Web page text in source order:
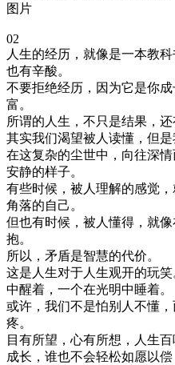
图片
02
人生的经历，就像是一本教
也有辛酸。
不要拒绝经历，因为它是你
富。
所谓的人生，不只是结果，还
其实我们渴望被人读懂，但是
在这复杂的尘世中，向往深
安静的样子。
有些时候，被人理解的感觉
角落的自己。
但也有时候，被人懂得，就
抱。
所以，矛盾是智慧的代价。
这是人生对于人生观开的玩
中醒着，一个在光明中睡着。
或许，我们不是怕别人不懂
疼。
目有所望，心有所想，人生
成长，谁也不会轻松如愿以